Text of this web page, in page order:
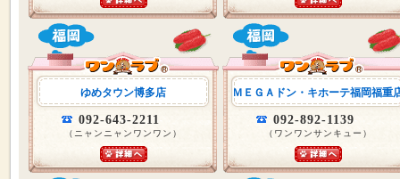
ゆめタウン博多店
092-643-2211
（ニャンニャンワンワン）
ＭＥＧＡドン・キホーテ福岡福重
092-892-1139
（ワンワンサンキュー）